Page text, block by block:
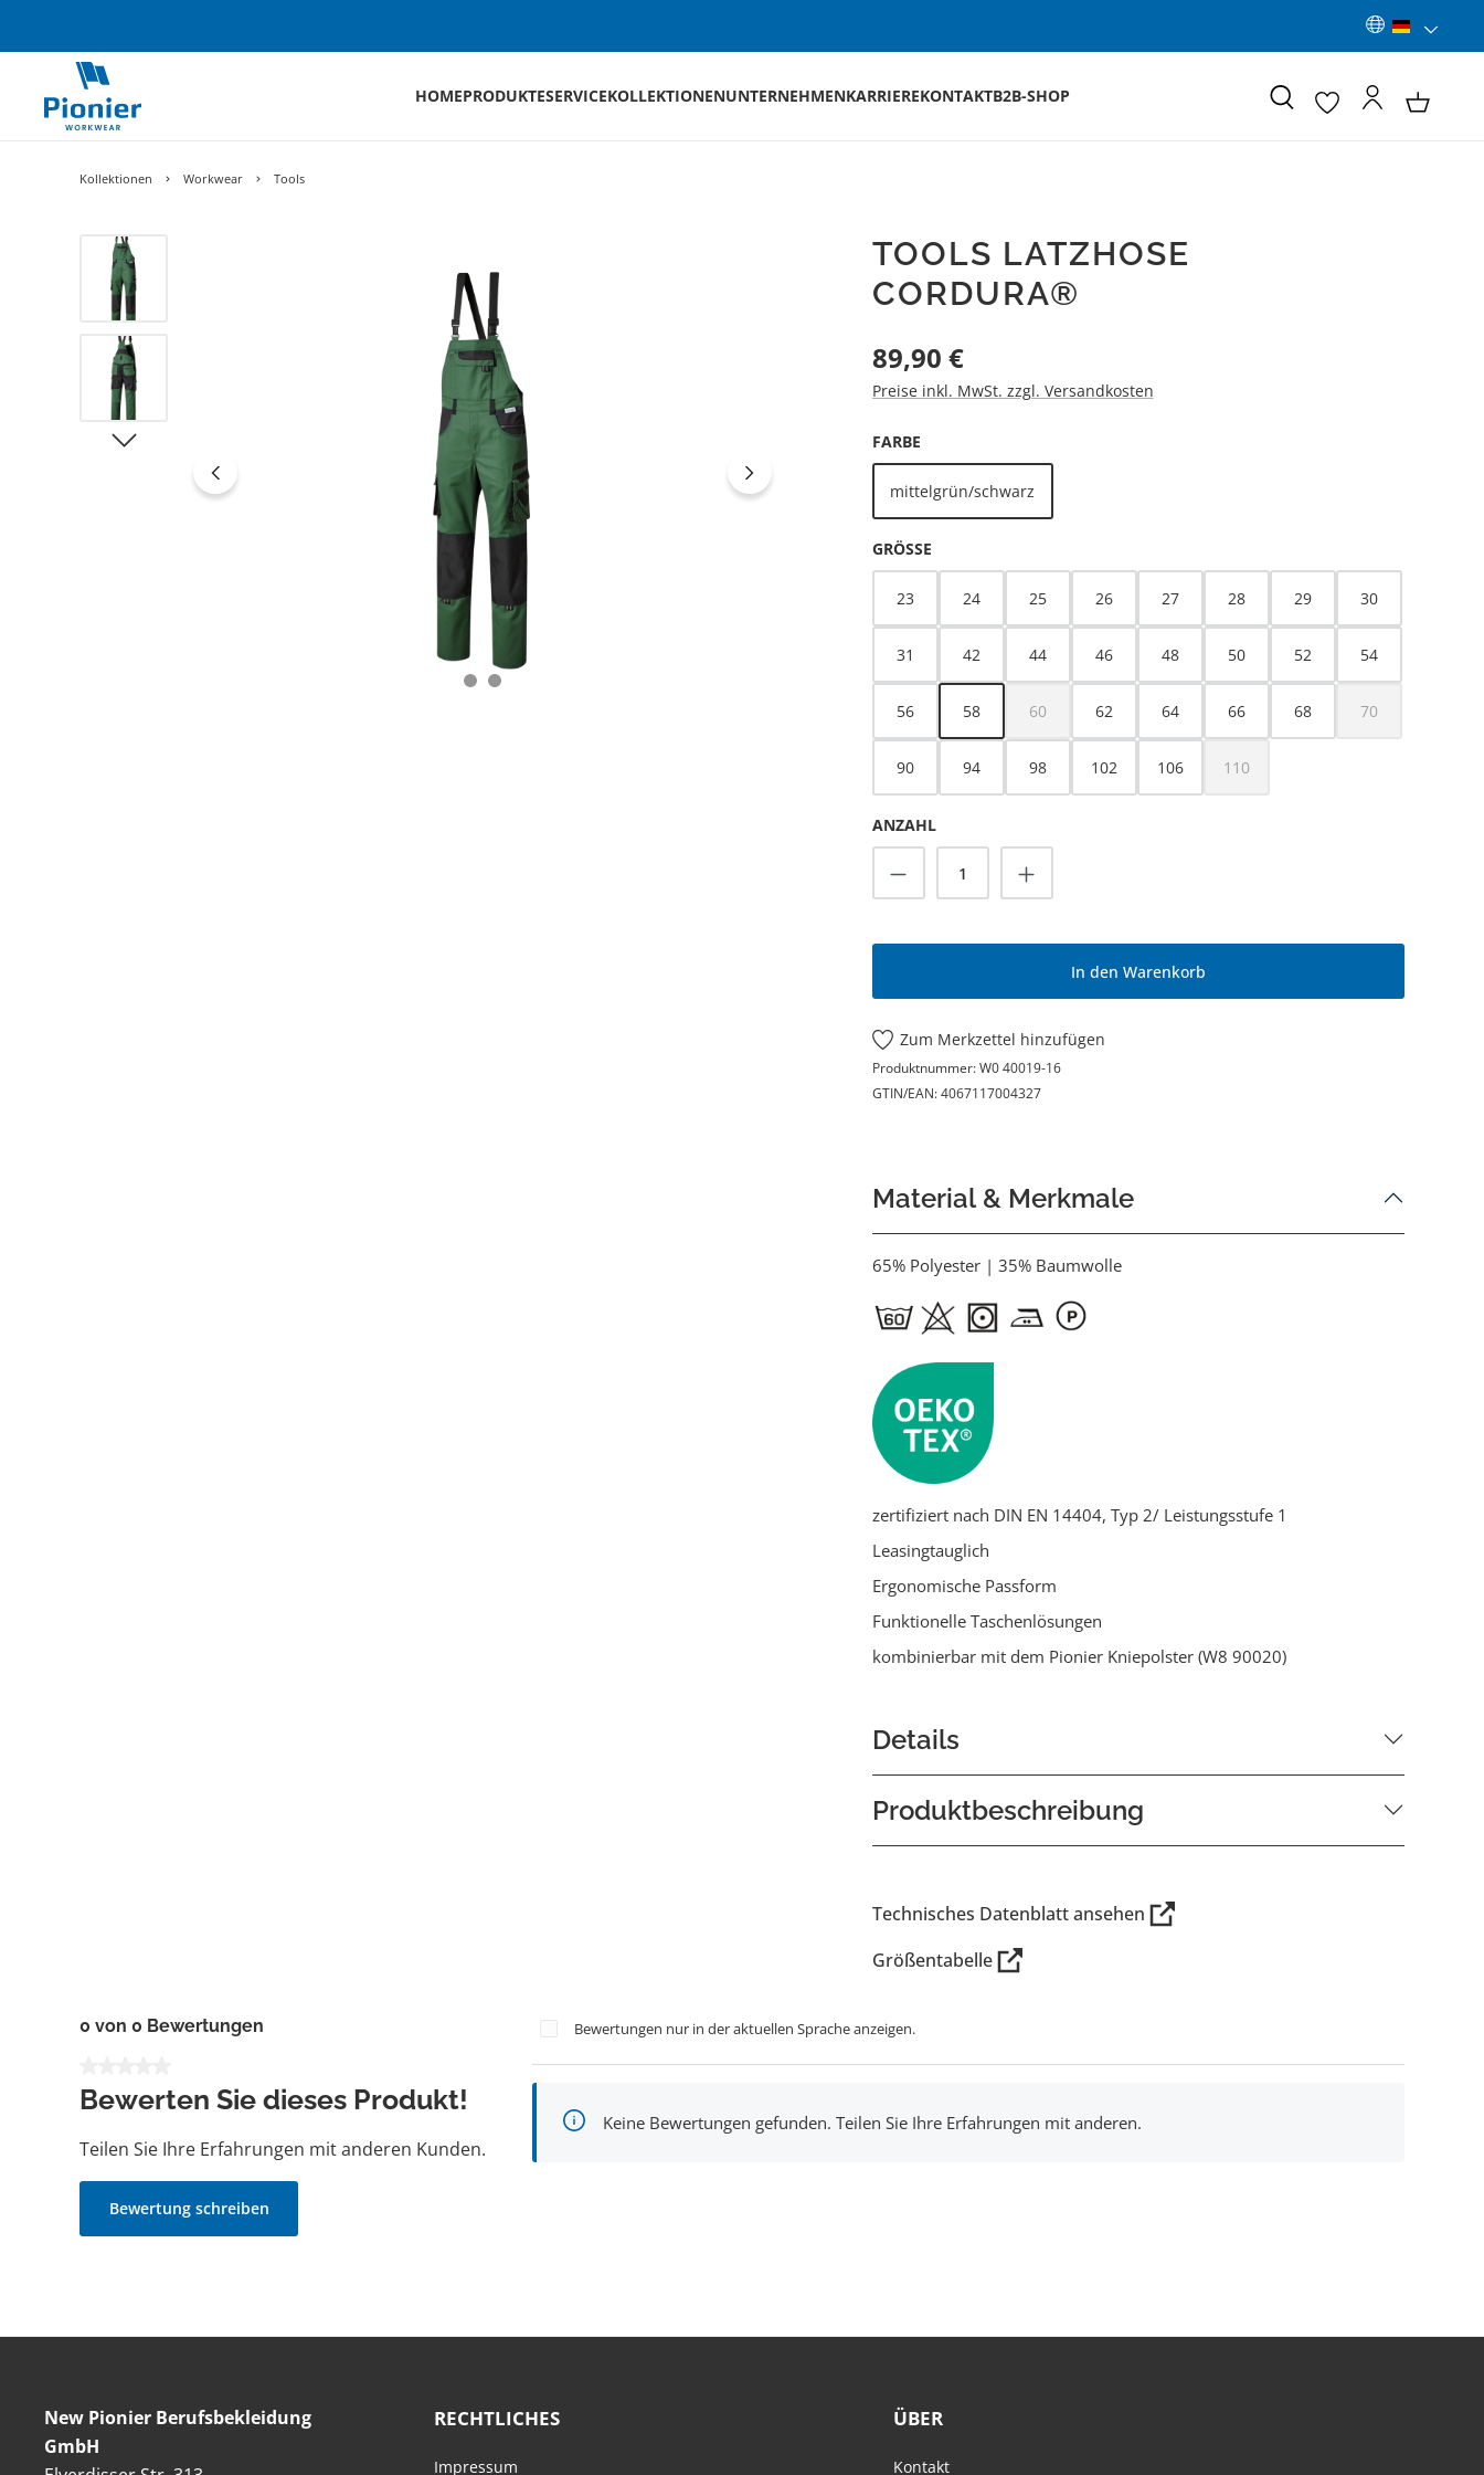
HOMEPRODUKTESERVICEKOLLEKTIONENUNTERNEHMENKARRIEREKONTAKTB2B-SHOP
Kollektionen Workwear Tools
Bildergalerie überspringen
TOOLS LATZHOSE
CORDURA®
Regulärer Preis:
89,90 €
Preise inkl. MwSt. zzgl. Versandkosten
FARBEAUSWÄHLEN
mittelgrün/schwarz
GRÖSSE AUSWÄHLEN
23 24 25 26 27 28 29 30
31 42 44 46 48 50 52 54
56 58 60
(Diese Option ist zurzeit nicht verfügbar.)
62 64 66 68 70
(Diese Option ist
90 94 98 102 106 110
(Diese Option ist zurzeit nicht
ANZAHL
Produkt Anzahl: Gib den gewünschten Wert ein
In den Warenkorb
Zum Merkzettel hinzufügen
Produktnummer:W0 40019-16
GTIN/EAN:4067117004327
Material & Merkmale
65% Polyester | 35% Baumwolle
zertifiziert nach DIN EN 14404, Typ 2/ Leistungsstufe 1
Leasingtauglich
Ergonomische Passform
Funktionelle Taschenlösungen
kombinierbar mit dem Pionier Kniepolster (W8 90020)
Details
Produktbeschreibung
Technisches Datenblatt ansehen
Größentabelle
0 von 0 Bewertungen
Bewerten Sie dieses Produkt!
Teilen Sie Ihre Erfahrungen mit anderen Kunden.
Bewertung schreiben
Bewertungen nur in der aktuellen Sprache anzeigen.
Keine Bewertungen gefunden. Teilen Sie Ihre Erfahrungen mit anderen.
New Pionier Berufsbekleidung
GmbH
RECHTLICHES
Impressum
ÜBER
Kontakt